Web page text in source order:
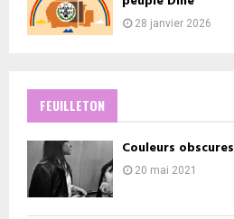
28 janvier 2026
FEUILLETON
Couleurs obscures
20 mai 2021